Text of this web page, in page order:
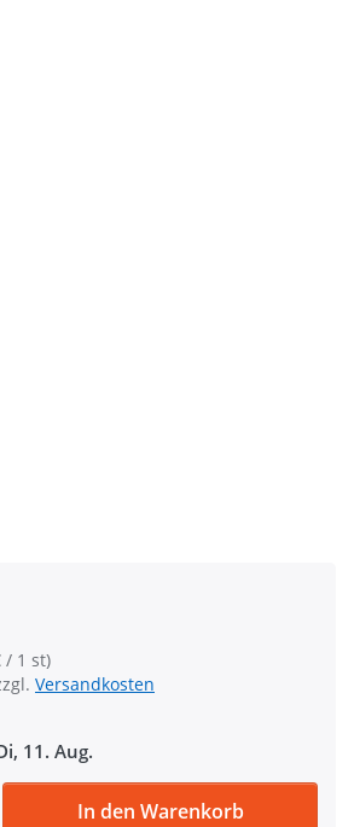
/ 1 st)
Versandkosten
11. Aug.
Regulator aus Nylon - 50mm Durchlass -
In den Warenkorb